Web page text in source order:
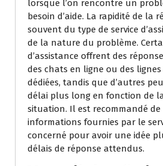
lorsque l’on rencontre un
besoin d’aide. La rapidité de la
souvent du type de service
de la nature du problème.
d’assistance offrent des
des chats en ligne ou des
dédiées, tandis que d’autres
délai plus long en fonction de
situation. Il est recommandé
informations fournies par le
concerné pour avoir une idée
délais de réponse attendus.